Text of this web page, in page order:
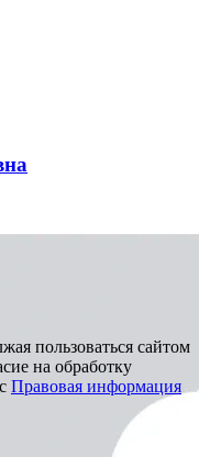
пользоваться сайтом
на обработку
Правовая информация